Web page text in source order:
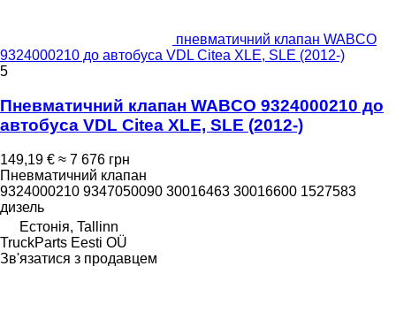
пневматичний клапан WABCO
9324000210 до автобуса VDL Citea XLE, SLE (2012-)
5
Пневматичний клапан WABCO 9324000210 до
автобуса VDL Citea XLE, SLE (2012-)
149,19 € ≈ 7 676 грн
Пневматичний клапан
9324000210 9347050090 30016463 30016600 1527583
дизель
Естонія, Tallinn
TruckParts Eesti OÜ
Зв'язатися з продавцем